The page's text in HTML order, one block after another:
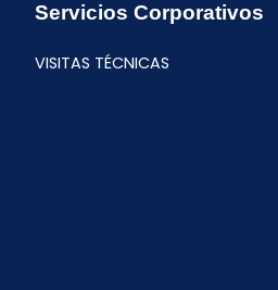
Servicios Corporativos
VISITAS TÉCNICAS